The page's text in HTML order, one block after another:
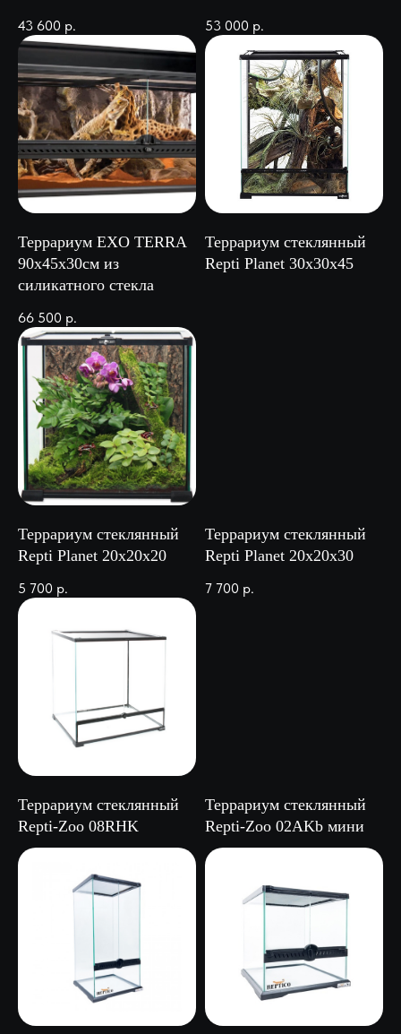
43 600 р. 53 000 р.
Террариум EXO TERRA
90х45х30см из
силикатного стекла
66 500 р.
Террариум стеклянный
Repti Planet 30х30х45
Террариум стеклянный
Repti Planet 20х20х20
5 700 р.
Террариум стеклянный
Repti Planet 20х20х30
7 700 р.
Террариум стеклянный
Repti-Zoo 08RHK
Террариум стеклянный
Repti-Zoo 02AKb мини